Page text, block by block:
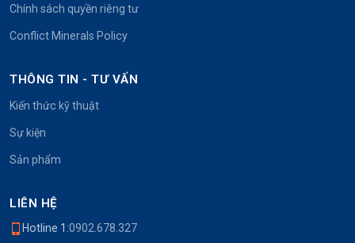
Chính sách quyền riêng tư
Conflict Minerals Policy
THÔNG TIN - TƯ VẤN
Kiến thức kỹ thuật
Sự kiện
Sản phẩm
LIÊN HỆ
Hotline 1:0902.678.327